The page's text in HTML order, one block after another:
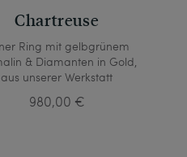
Chartreuse
Ring mit gelbgrünem
& Diamanten in Gold,
aus unserer Werkstatt
980,00 €